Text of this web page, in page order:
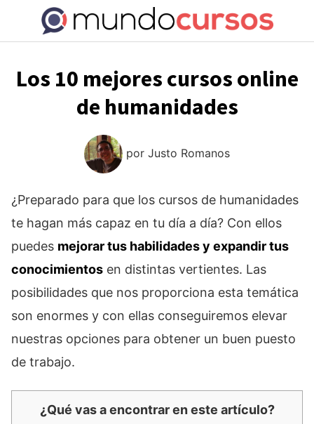
contenido
Los 10 mejores cursos online
de humanidades
por Justo Romanos
¿Preparado para que los cursos de humanidades
te hagan más capaz en tu día a día? Con ellos
puedes mejorar tus habilidades y expandir tus
conocimientos en distintas vertientes. Las
posibilidades que nos proporciona esta temática
son enormes y con ellas conseguiremos elevar
nuestras opciones para obtener un buen puesto
de trabajo.
¿Qué vas a encontrar en este artículo?